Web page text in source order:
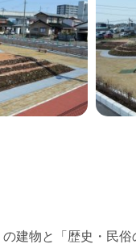
建物と「歴史・民俗